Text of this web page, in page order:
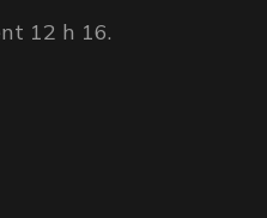
12 h 16.